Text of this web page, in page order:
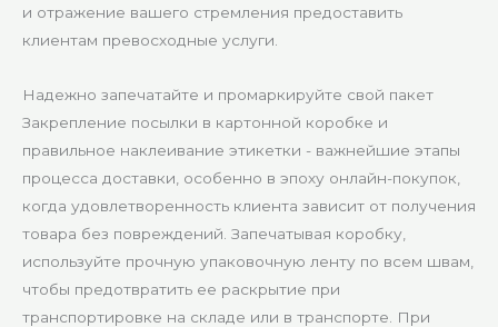
и отражение вашего стремления предоставить
клиентам превосходные услуги.
Надежно запечатайте и промаркируйте свой пакет
Закрепление посылки в картонной коробке и
правильное наклеивание этикетки - важнейшие этапы
процесса доставки, особенно в эпоху онлайн-покупок,
когда удовлетворенность клиента зависит от получения
товара без повреждений. Запечатывая коробку,
используйте прочную упаковочную ленту по всем швам,
чтобы предотвратить ее раскрытие при
транспортировке на складе или в транспорте. При